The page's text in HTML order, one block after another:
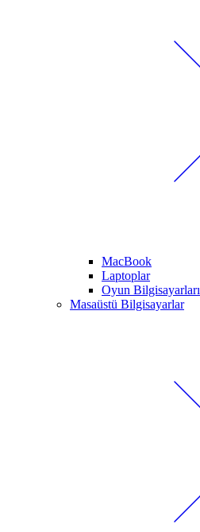
MacBook
Laptoplar
Oyun Bilgisayarları
Masaüstü Bilgisayarlar